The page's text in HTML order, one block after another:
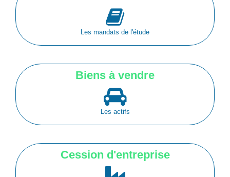
Les mandats de l'étude
Biens à vendre
Les actifs
Cession d'entreprise